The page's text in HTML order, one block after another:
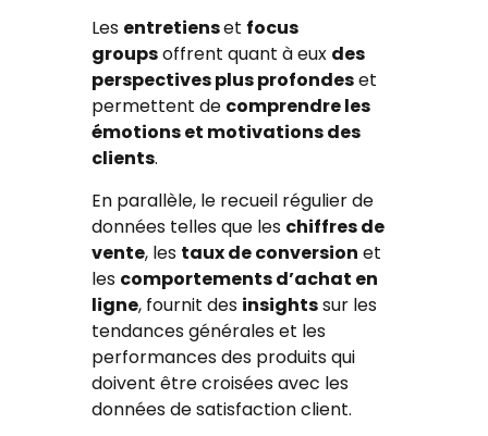
Les entretienset focus
groupsoffrent quant à eux des
perspectives plus profondeset
permettent de comprendre les
émotions et motivations des
clients.
En parallèle, le recueil régulier de
données telles que les chiffres de
vente, les taux de conversion et
les comportements d’achat en
ligne, fournit des insightssur les
tendances générales et les
performances des produits qui
doivent être croisées avec les
données de satisfaction client.